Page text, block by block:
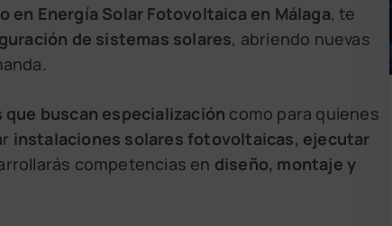
en Energía Solar Fotovoltaica en Málaga, te
de sistemas solares, abriendo nuevas
buscan especialización como para quienes
instalaciones solares fotovoltaicas, ejecutar
competencias en diseño, montaje y